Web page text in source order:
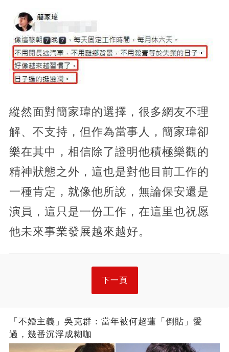
縱然面對簡家瑋的選擇，很多網友不理
解、不支持，但作為當事人，簡家瑋卻
樂在其中，相信除了證明他積極樂觀的
精神狀態之外，這也是對他目前工作的
一種肯定，就像他所說，無論保安還是
演員，這只是一份工作，在這里也祝愿
他未來事業發展越來越好。
下一頁
「不婚主義」吳克群：當年被何超蓮「倒貼」愛
過，幾番沉浮成糊咖